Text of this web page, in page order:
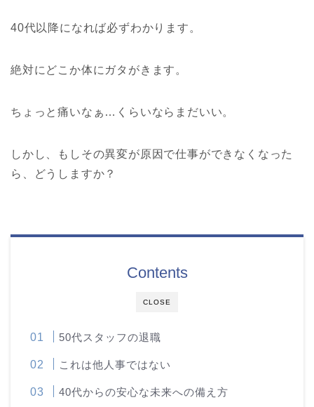
40代以降になれば必ずわかります。
絶対にどこか体にガタがきます。
ちょっと痛いなぁ…くらいならまだいい。
しかし、もしその異変が原因で仕事ができなくなった
ら、どうしますか？
CLOSE
Contents
50代スタッフの退職
これは他人事ではない
40代からの安心な未来への備え方